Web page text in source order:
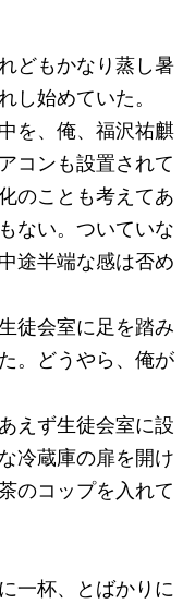
どもかなり蒸し暑
し始めていた。
を、俺、福沢祐麒
コンも設置されて
のことも考えてあ
ない。ついていな
途半端な感は否め
徒会室に足を踏み
。どうやら、俺が
えず生徒会室に設
冷蔵庫の扉を開け
のコップを入れて
一杯、とばかりに